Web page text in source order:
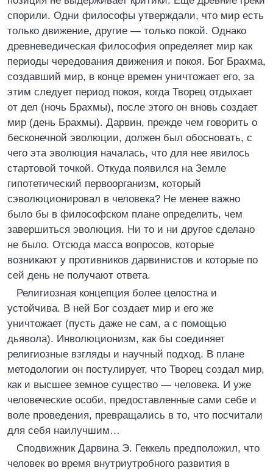
спорили. Одни философы утверждали, что мир есть
только движение, другие — только покой. Однако
древневедическая философия определяет мир как
периоды чередования движения и покоя. Бог Брахма,
создавший мир, в конце времен уничтожает его, за
этим следует период покоя, когда Творец отдыхает
от дел (ночь Брахмы), после этого он вновь создает
мир (день Брахмы). Дарвин, прежде чем говорить о
бесконечной эволюции, должен был обосновать, с
чего эта эволюция началась, что для нее явилось
стартовой точкой. Откуда появился на Земле
гипотетический первоорганизм, который
сэволюционировал в человека? Не менее важно
было бы в философском плане определить, чем
завершиться эволюция. Ни то и ни другое сделано
не было. Отсюда масса вопросов, которые
возникают у противников дарвинистов и которые по
сей день не получают ответа.
Религиозная концепция более целостна и
устойчива. В ней Бог создает мир и его же
уничтожает (пусть даже не сам, а с помощью
дьявола). Инволюционизм, как бы соединяет
религиозные взгляды и научный подход. В плане
методологии он постулирует, что Творец создал мир,
как и высшее земное существо — человека. И уже
человеческие особи, предоставленные сами себе и
воле проведения, превращались в то, что посчитали
для себя наилучшим…
Сподвижник Дарвина Э. Геккель предположил, что
человек во время внутриутробного развития в